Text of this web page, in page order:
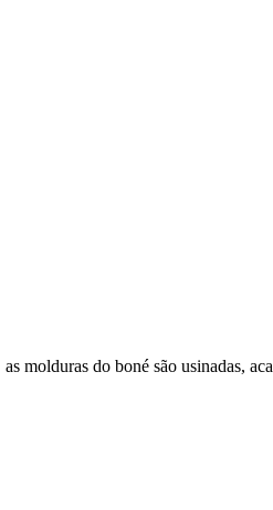
do boné são usinadas,